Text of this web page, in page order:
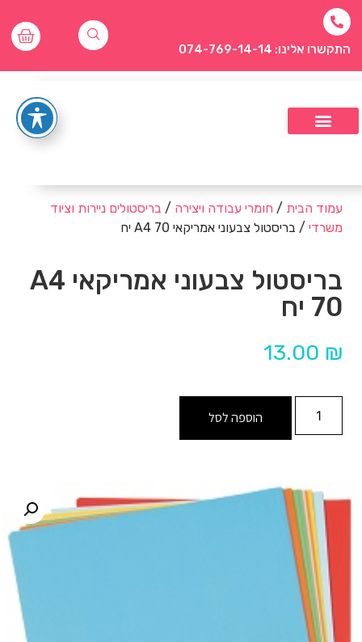
התקשרו אלינו: 074-769-14-14
עמוד הבית / חומרי עבודה ויצירה / בריסטולים ניירות וציוד
משרדי / בריסטול צבעוני אמריקאי A4 70 יח
בריסטול צבעוני אמריקאי A4
70 יח
13.00 ₪
הוספה לסל